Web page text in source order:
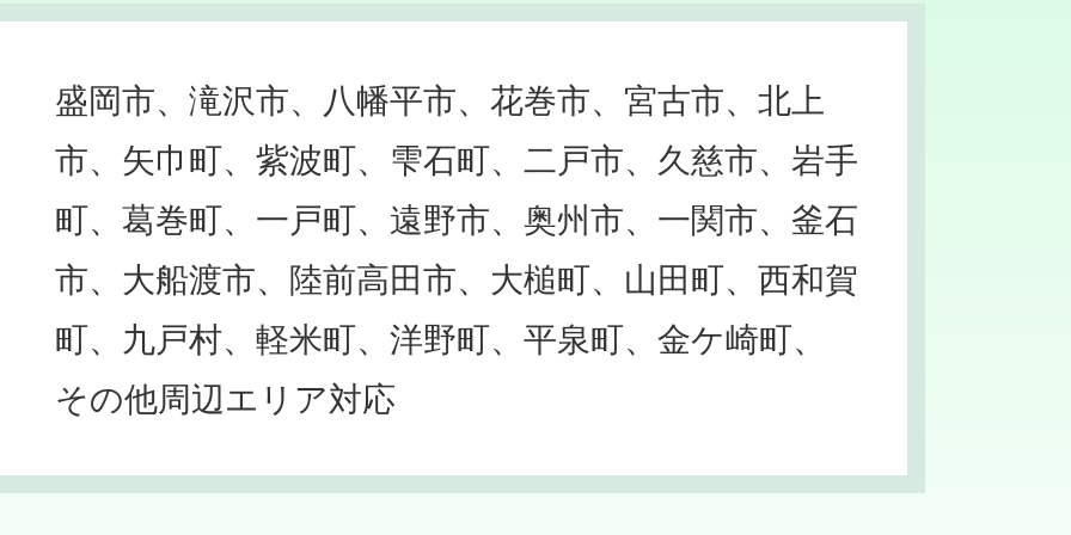
盛岡市、滝沢市、八幡平市、花巻市、宮古市、北上
市、矢巾町、紫波町、雫石町、二戸市、久慈市、岩手
町、葛巻町、一戸町、遠野市、奥州市、一関市、釜石
市、大船渡市、陸前高田市、大槌町、山田町、西和賀
町、九戸村、軽米町、洋野町、平泉町、金ケ崎町、
その他周辺エリア対応